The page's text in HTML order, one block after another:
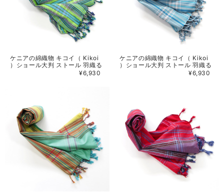
ケニアの綿織物 キコイ（ Kikoi
）ショール大判 ストール 羽織る
¥6,930
ケニアの綿織物 キコイ（ Kikoi
）ショール大判 ストール 羽織る
¥6,930